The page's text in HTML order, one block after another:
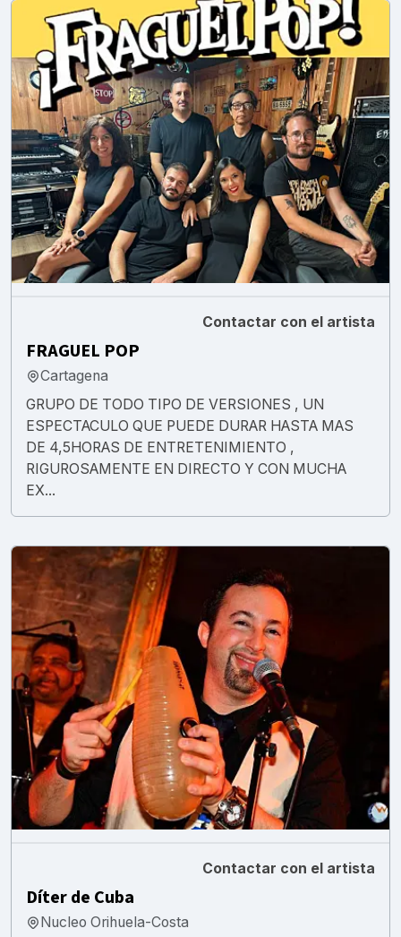
Contactar con el artista
FRAGUEL POP
Cartagena
GRUPO DE TODO TIPO DE VERSIONES , UN
ESPECTACULO QUE PUEDE DURAR HASTA MAS
DE 4,5HORAS DE ENTRETENIMIENTO ,
RIGUROSAMENTE EN DIRECTO Y CON MUCHA
EX...
Contactar con el artista
Díter de Cuba
Nucleo Orihuela-Costa